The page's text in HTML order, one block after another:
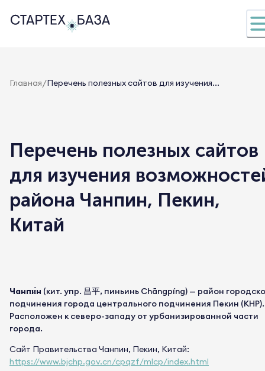
Главная/Перечень полезных сайтов для изучения...
Перечень полезных сайтов
для изучения
района Чанпин, Пекин,
Китай
Чанпи́н (кит. упр. 昌平, пиньинь Chāngpíng) — район
подчинения города центрального подчинения Пекин (КНР).
Расположен к северо-западу от урбанизированной части
города.
Сайт Правительства Чанпин, Пекин, Китай:
https://www.bjchp.gov.cn/cpqzf/mlcp/index.html